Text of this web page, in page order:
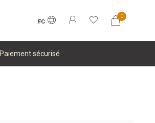
FC
0
Paiement sécurisé